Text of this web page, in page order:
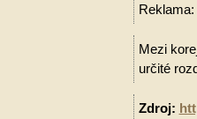
Reklama:
Mezi
určité
Zdroj: